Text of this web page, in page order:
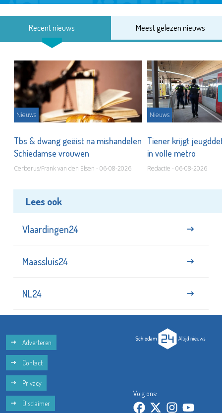
Recent nieuws Meest gelezen nieuws
Nieuws
Tbs & dwang geëist na mishandelen
Schiedamse vrouwen
Cerberus/Frank van den Elsen - 06-08-2026
Nieuws
Tiener krijgt
in volle metro
Redactie - 06-08-2026
Lees ook
Vlaardingen24
Maassluis24
NL24
Adverteren
Contact
Privacy
Disclaimer
Volg ons: